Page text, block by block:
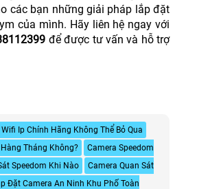
các bạn những giải pháp lắp đặt
của mình. Hãy liên hệ ngay với
để được tư vấn và hỗ trợ
Ip Chính Hãng Không Thể Bỏ Qua
Tháng Không?
Camera Speedom
Speedom Khi Nào
Camera Quan Sát
Đặt Camera An Ninh Khu Phố Toàn